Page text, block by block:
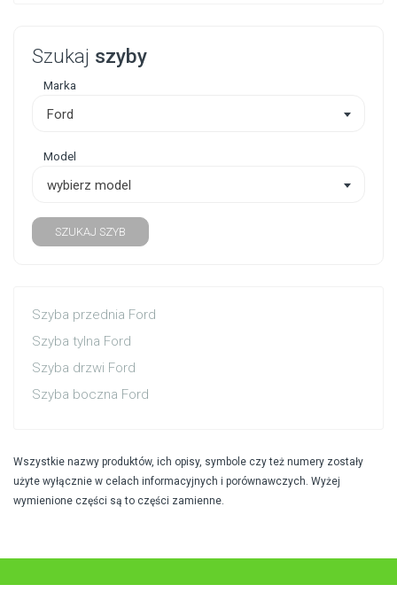
Szukaj szyby
Marka
Ford
Model
wybierz model
SZUKAJ SZYB
Szyba przednia Ford
Szyba tylna Ford
Szyba drzwi Ford
Szyba boczna Ford
Wszystkie nazwy produktów, ich opisy, symbole czy też numery zostały
użyte wyłącznie w celach informacyjnych i porównawczych. Wyżej
wymienione części są to części zamienne.